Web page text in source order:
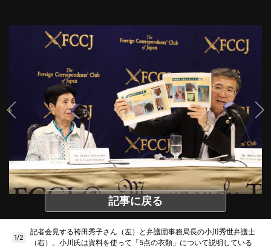
記事に戻る
1/2
記者会見する袴田秀子さん（左）と弁護団事務局長の小川秀世弁護士
（右）。小川氏は資料を使って「5点の衣類」について説明している